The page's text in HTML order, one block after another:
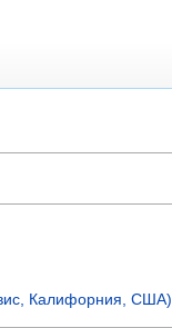
Калифорния, США)